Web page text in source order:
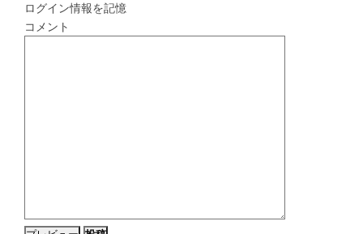
ログイン情報を記憶
コメント